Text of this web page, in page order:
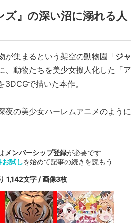
ズ』の深い沼に溺れる人
が集まるという架空の動物園「ジャ
、動物たちを美少女擬人化した「ア
3DCGで描いた本作。
夜の美少女ハーレムアニメのように
メンバーシップ登録が必要です
お試しを始めて記事の続きを読もう
1,142文字 / 画像3枚